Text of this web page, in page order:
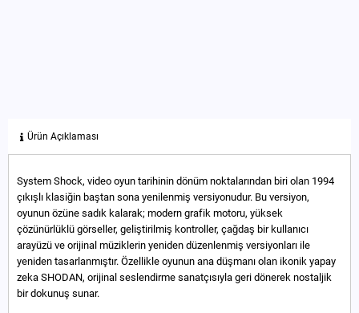
Ürün Açıklaması
System Shock, video oyun tarihinin dönüm noktalarından biri olan 1994
çıkışlı klasiğin baştan sona yenilenmiş versiyonudur. Bu versiyon,
oyunun özüne sadık kalarak; modern grafik motoru, yüksek
çözünürlüklü görseller, geliştirilmiş kontroller, çağdaş bir kullanıcı
arayüzü ve orijinal müziklerin yeniden düzenlenmiş versiyonları ile
yeniden tasarlanmıştır. Özellikle oyunun ana düşmanı olan ikonik yapay
zeka SHODAN, orijinal seslendirme sanatçısıyla geri dönerek nostaljik
bir dokunuş sunar.